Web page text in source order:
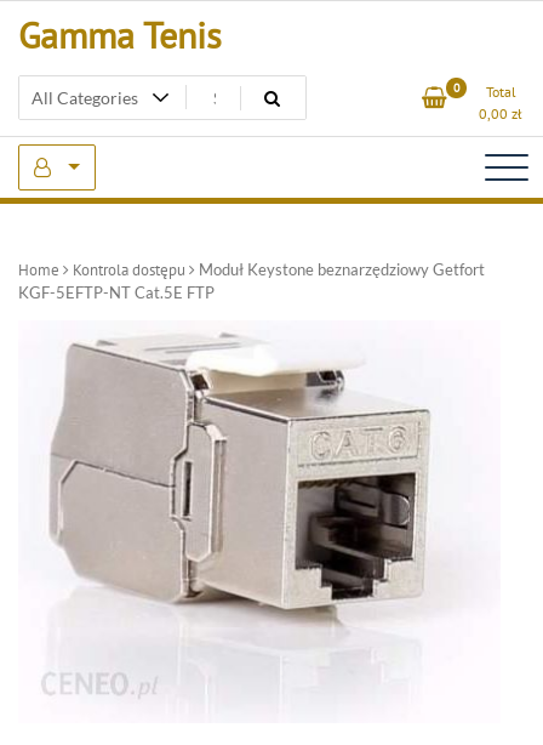
Gamma Tenis
0
Total
0,00 zł
Home Kontrola dostępu
Moduł Keystone beznarzędziowy Getfort
KGF-5EFTP-NT Cat.5E FTP